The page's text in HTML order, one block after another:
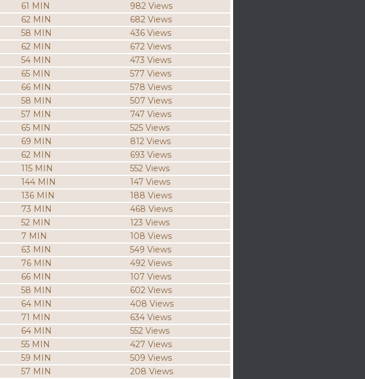
61 MIN
982 Views
62 MIN
682 Views
58 MIN
436 Views
62 MIN
672 Views
54 MIN
473 Views
65 MIN
577 Views
66 MIN
578 Views
58 MIN
507 Views
57 MIN
747 Views
65 MIN
525 Views
69 MIN
812 Views
62 MIN
693 Views
115 MIN
552 Views
144 MIN
147 Views
136 MIN
188 Views
73 MIN
468 Views
52 MIN
123 Views
7 MIN
108 Views
63 MIN
549 Views
76 MIN
492 Views
66 MIN
107 Views
58 MIN
602 Views
64 MIN
408 Views
71 MIN
634 Views
64 MIN
552 Views
55 MIN
427 Views
59 MIN
509 Views
57 MIN
208 Views